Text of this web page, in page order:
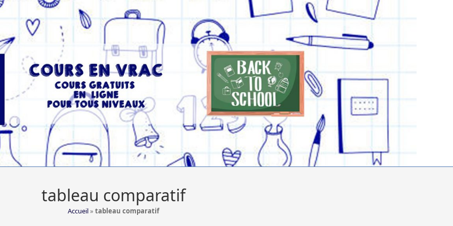
tableau comparatif
Accueil» tableau comparatif